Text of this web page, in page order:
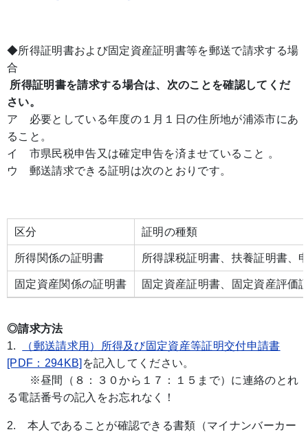
◆所得証明書および固定資産証明書等を郵送で請求する場
合
所得証明書を請求する場合は、次のことを確認してくだ
さい。
ア 必要としている年度の１月１日の住所地が浦添市にあ
ること。
イ 市県民税申告又は確定申告を済ませていること 。
ウ 郵送請求できる証明は次のとおりです。
区分 証明の種類
所得関係の証明書 所得課税証明書、扶養証明書、
固定資産関係の証明書 固定資産証明書、固定資産評価
◎請求方法
1.
（郵送請求用）所得及び固定資産等証明交付申請書
[PDF：294KB] を記入してください。
※昼間（８：３０から１７：１５まで）に連絡のとれ
る電話番号の記入をお忘れなく！
2. 本人であることが確認できる書類（マイナンバーカー